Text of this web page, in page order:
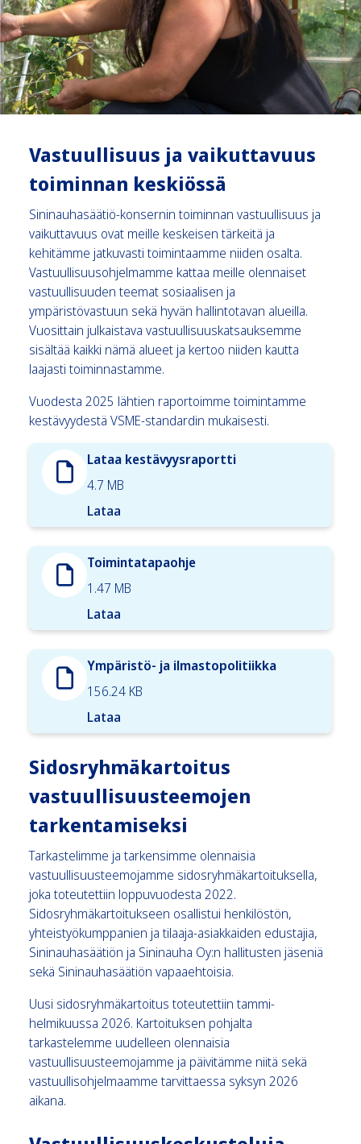
Vastuullisuus ja vaikuttavuus
toiminnan keskiössä
Sininauhasäätiö-konsernin toiminnan vastuullisuus ja
vaikuttavuus ovat meille keskeisen tärkeitä ja
kehitämme jatkuvasti toimintaamme niiden osalta.
Vastuullisuusohjelmamme kattaa meille olennaiset
vastuullisuuden teemat sosiaalisen ja
ympäristövastuun sekä hyvän hallintotavan alueilla.
Vuosittain julkaistava vastuullisuuskatsauksemme
sisältää kaikki nämä alueet ja kertoo niiden kautta
laajasti toiminnastamme.
Vuodesta 2025 lähtien raportoimme toimintamme
kestävyydestä VSME-standardin mukaisesti.
Lataa kestävyysraportti
4.7 MB
Lataa
Toimintatapaohje
1.47 MB
Lataa
Ympäristö- ja ilmastopolitiikka
156.24 KB
Lataa
Sidosryhmäkartoitus
vastuullisuusteemojen
tarkentamiseksi
Tarkastelimme ja tarkensimme olennaisia
vastuullisuusteemojamme sidosryhmäkartoituksella,
joka toteutettiin loppuvuodesta 2022.
Sidosryhmäkartoitukseen osallistui henkilöstön,
yhteistyökumppanien ja tilaaja-asiakkaiden edustajia,
Sininauhasäätiön ja Sininauha Oy:n hallitusten jäseniä
sekä Sininauhasäätiön vapaaehtoisia.
Uusi sidosryhmäkartoitus toteutettiin tammi-
helmikuussa 2026. Kartoituksen pohjalta
tarkastelemme uudelleen olennaisia
vastuullisuusteemojamme ja päivitämme niitä sekä
vastuullisohjelmaamme tarvittaessa syksyn 2026
aikana.